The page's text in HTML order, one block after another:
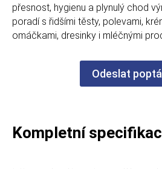
přesnost, hygienu a plynulý chod
poradí s řidšími těsty, polevami,
omáčkami, dresinky i mléčnými
Odeslat
Kompletní